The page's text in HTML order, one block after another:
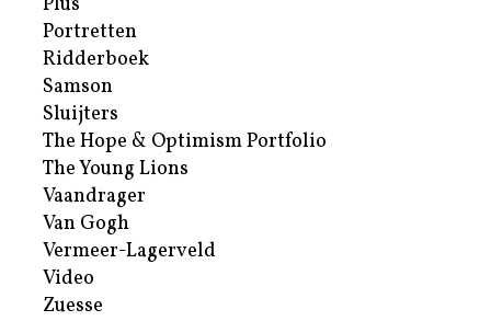
Portretten
Ridderboek
Samson
Sluijters
The Hope & Optimism Portfolio
The Young Lions
Vaandrager
Van Gogh
Vermeer-Lagerveld
Video
Zuesse